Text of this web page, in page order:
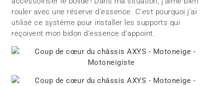
rouler avec une réserve d’essence. C’est pourquoi j’ai
utilisé ce système pour installer les supports qui
reçoivent mon bidon d’essence d’appoint.